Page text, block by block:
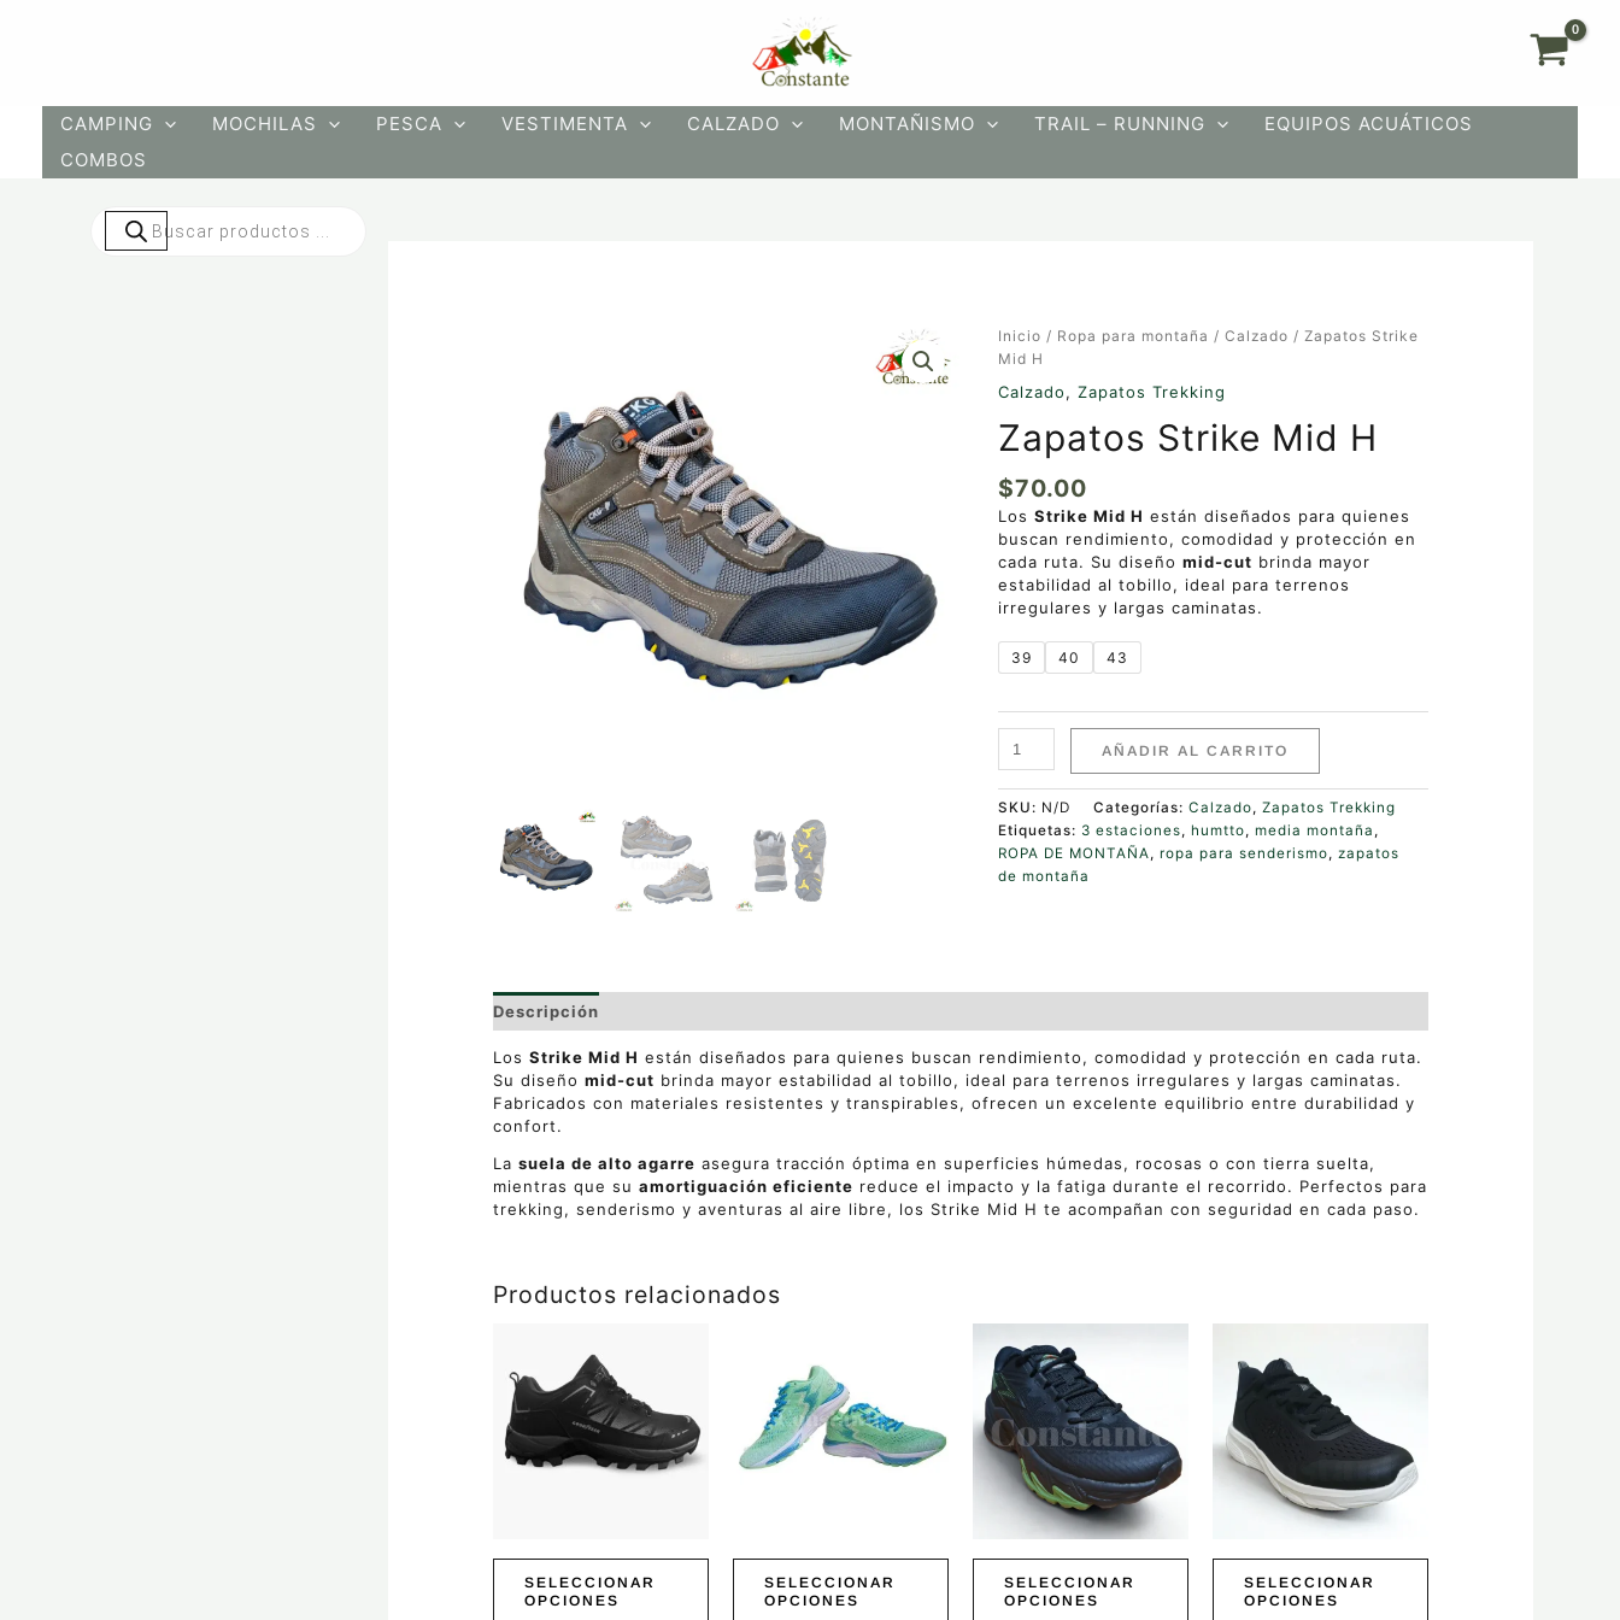
CAMPING MOCHILAS PESCA VESTIMENTA CALZADO MONTAÑISMO TRAIL – RUNNING
EQUIPOS ACUÁTICOS
COMBOS
Búsqueda
productos
Inicio / Ropa para montaña /Calzado / Zapatos Strike
Mid H
Calzado,Zapatos Trekking
Zapatos Strike Mid H
$70.00
LosStrike Mid H están diseñados para quienes
buscan rendimiento, comodidad y protección en
cada ruta. Su diseñomid-cut brinda mayor
estabilidad al tobillo, ideal para terrenos
irregulares y largas caminatas.
39 40 43
Zapatos
Strike
H
cantidad
AÑADIR AL CARRITO
SKU: N/D Categorías:Calzado,Zapatos Trekking
Etiquetas: 3 estaciones, humtto,media montaña ,
ROPA DE MONTAÑA,ropa para senderismo,zapatos
de montaña
Descripción
Los Strike Mid H están diseñados para quienes buscan rendimiento, comodidad y protección en cada ruta.
Su diseño mid-cut brinda mayor estabilidad al tobillo, ideal para terrenos irregulares y largas caminatas.
Fabricados con materiales resistentes y transpirables, ofrecen un excelente equilibrio entre durabilidad y
confort.
La suela de alto agarre asegura tracción óptima en superficies húmedas, rocosas o con tierra suelta,
mientras que su amortiguación eficiente reduce el impacto y la fatiga durante el recorrido. Perfectos para
trekking, senderismo y aventuras al aire libre, los Strike Mid H te acompañan con seguridad en cada paso.
Productos relacionados
SELECCIONAR
OPCIONES
tiene
múltiples
variantes.
Las
opciones
en
página
SELECCIONAR
OPCIONES
múltiples
variantes.
Las
opciones
en
página
SELECCIONAR
OPCIONES
producto
tiene
múltiples
variantes.
Las
opciones
pueden
elegir
en
página
$88.50
hasta
$98.00
SELECCIONAR
OPCIONES
producto
tiene
múltiples
variantes.
Las
opciones
en
página